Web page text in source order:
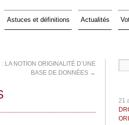
Astuces et définitions Actualités
: LA NOTION ORIGINALITÉ D’UNE
BASE DE DONNÉES →
21